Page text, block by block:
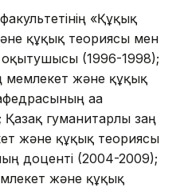
«Құқық
құқық теориясы мен
(1996-1998);
мемлекет және құқық
аға
гуманитарлы заң
және құқық теориясы
доценті (2004-2009);
және құқық